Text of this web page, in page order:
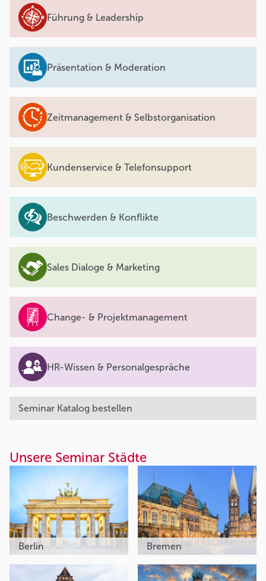
Führung & Leadership
Präsentation & Moderation
Zeitmanagement & Selbstorganisation
Kundenservice & Telefonsupport
Beschwerden & Konflikte
Sales Dialoge & Marketing
Change- & Projektmanagement
HR-Wissen & Personalgespräche
Seminar Katalog bestellen
Unsere Seminar Städte
Berlin Bremen